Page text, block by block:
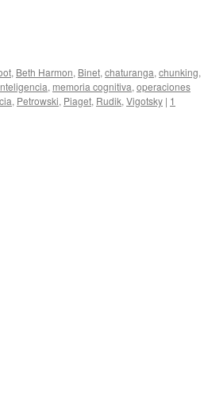
, Beth Harmon, Binet, chaturanga, chunking,
, memoria cognitiva, operaciones
, Petrowski, Piaget, Rudik, Vigotsky | 1